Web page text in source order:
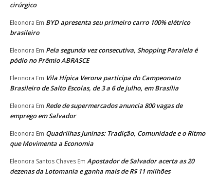
cirúrgico
Eleonora Em BYD apresenta seu primeiro carro 100% elétrico
brasileiro
Eleonora Em Pela segunda vez consecutiva, Shopping Paralela é
pódio no Prêmio ABRASCE
Eleonora Em Vila Hípica Verona participa do Campeonato
Brasileiro de Salto Escolas, de 3 a 6 de julho, em Brasília
Eleonora Em Rede de supermercados anuncia 800 vagas de
emprego em Salvador
Eleonora Em Quadrilhas Juninas: Tradição, Comunidade e o Ritmo
que Movimenta a Economia
Eleonora Santos Chaves Em Apostador de Salvador acerta as 20
dezenas da Lotomania e ganha mais de R$ 11 milhões